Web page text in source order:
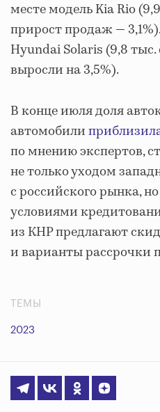
месте модель Kia Rio
прирост продаж —
Hyundai Solaris (9,8
выросли на 3,5%).
В конце июля доля
автомобили
по мнению экспертов,
не только уходом
с российского рынка,
условиями
из КНР предлагают
и варианты рассрочки
ТЕМЫ
2023